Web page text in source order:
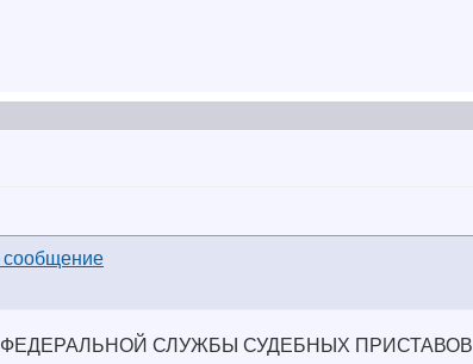
ФЕДЕРАЛЬНОЙ СЛУЖБЫ СУДЕБНЫХ ПРИСТАВОВ